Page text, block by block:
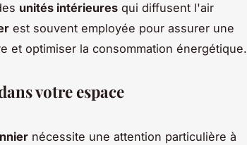
unités intérieures qui diffusent l'air
est souvent employée pour assurer une
et optimiser la consommation énergétique.
votre espace
nécessite une attention particulière à